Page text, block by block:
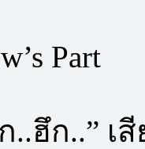
Part
..ฮึก..”